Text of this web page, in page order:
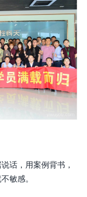
话，用案例背书，
敏感。